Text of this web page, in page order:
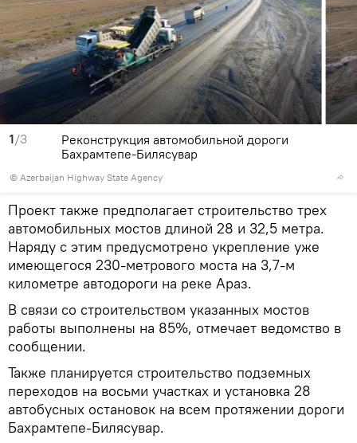
1/3
© Azerbaijan Highway State Agency
Реконструкция автомобильной дороги
Бахрамтепе-Билясувар
Проект также предполагает строительство трех
автомобильных мостов длиной 28 и 32,5 метра.
Наряду с этим предусмотрено укрепление уже
имеющегося 230-метрового моста на 3,7-м
километре автодороги на реке Араз.
В связи со строительством указанных мостов
работы выполнены на 85%, отмечает ведомство в
сообщении.
Также планируется строительство подземных
переходов на восьми участках и установка 28
автобусных остановок на всем протяжении дороги
Бахрамтепе-Билясувар.